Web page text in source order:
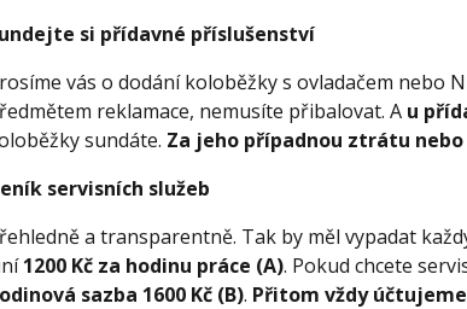
si přídavné příslušenství
vás o dodání koloběžky s ovladačem nebo
reklamace, nemusíte přibalovat. A u
sundáte. Za jeho případnou ztrátu
servisních služeb
a transparentně. Tak by měl vypadat
1200 Kč za hodinu práce (A). Pokud chcete
sazba 1600 Kč (B). Přitom vždy